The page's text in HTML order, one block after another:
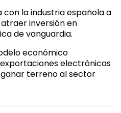
la industria española a
atraer inversión en
de vanguardia.
económico
electrónicas
terreno al sector